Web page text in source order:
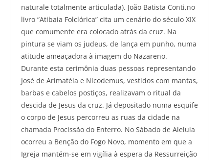
naturale totalmente articulada). João Batista Conti,no
livro “Atibaia Folclórica” cita um cenário do século XIX
que comumente era colocado atrás da cruz. Na
pintura se viam os judeus, de lança em punho, numa
atitude ameaçadora à imagem do Nazareno.
Durante esta cerimônia duas pessoas representando
José de Arimatéia e Nicodemus, vestidos com mantas,
barbas e cabelos postiços, realizavam o ritual da
descida de Jesus da cruz. Já depositado numa esquife
o corpo de Jesus percorreu as ruas da cidade na
chamada Procissão do Enterro. No Sábado de Aleluia
ocorreu a Benção do Fogo Novo, momento em que a
Igreja mantém-se em vigília à espera da Ressurreição